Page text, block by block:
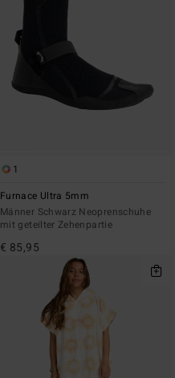
1
Furnace Ultra 5mm
Männer Schwarz Neoprenschuhe
mit geteilter Zehenpartie
€ 85,95